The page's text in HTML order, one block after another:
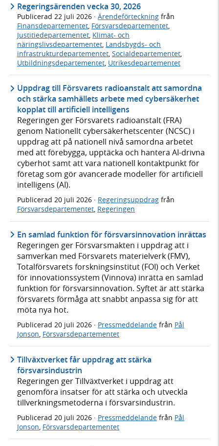
Regeringsärenden vecka 30, 2026
Publicerad 22 juli 2026 · Ärendeförteckning från
Finansdepartementet Försvarsdepartementet
Justitiedepartementet Klimat- och
näringslivsdepartementet Landsbygds- och
infrastrukturdepartementet Socialdepartementet
Utbildningsdepartementet Utrikesdepartementet
Uppdrag till Försvarets radioanstalt att samordna
och stärka samhällets arbete med cybersäkerhet
kopplat till artificiell intelligens
Regeringen ger Försvarets radioanstalt (FRA)
genom Nationellt cybersäkerhetscenter (NCSC) i
uppdrag att på nationell nivå samordna arbetet
med att förebygga, upptäcka och hantera AI-drivna
cyberhot samt att vara nationell kontaktpunkt för
företag som gör avancerade modeller för artificiell
intelligens (AI).
Publicerad 20 juli 2026 · Regeringsuppdrag från
Försvarsdepartementet, Regeringen
En samlad funktion för försvarsinnovation inrättas
Regeringen ger Försvarsmakten i uppdrag att i
samverkan med Försvarets materielverk (FMV),
Totalförsvarets forskningsinstitut (FOI) och Verket
för innovationssystem (Vinnova) inrätta en samlad
funktion för försvarsinnovation. Syftet är att stärka
försvarets förmåga att snabbt anpassa sig för att
möta nya hot.
Publicerad 20 juli 2026 · Pressmeddelande från Pål
Jonson, Försvarsdepartementet
Tillväxtverket får uppdrag att stärka
försvarsindustrin
Regeringen ger Tillväxtverket i uppdrag att
genomföra insatser för att stärka och utveckla
tillverkningsmetoderna i försvarsindustrin.
Publicerad 20 juli 2026 · Pressmeddelande från Pål
Jonson Försvarsdepartementet